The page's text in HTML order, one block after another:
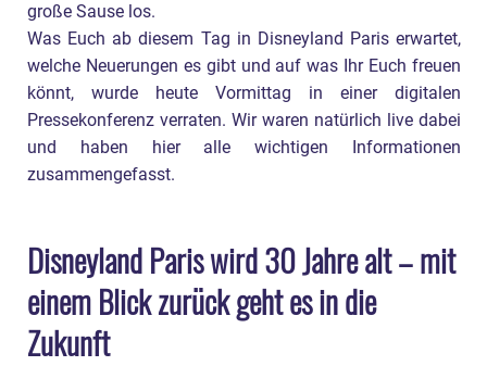
große Sause los.
Was Euch ab diesem Tag in Disneyland Paris erwartet,
welche Neuerungen es gibt und auf was Ihr Euch freuen
könnt, wurde heute Vormittag in einer digitalen
Pressekonferenz verraten. Wir waren natürlich live dabei
und haben hier alle wichtigen Informationen
zusammengefasst.
Disneyland Paris wird 30 Jahre alt – mit
einem Blick zurück geht es in die
Zukunft